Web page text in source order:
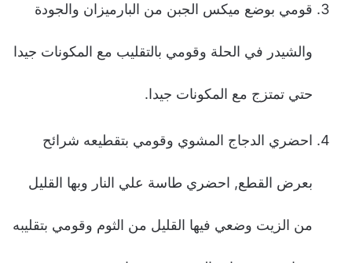
قومي بوضع ميكس الجبن من البارميزان والجودة
والشيدر في الحلة وقومي بالتقليب مع المكونات جيدا
حتي تمتزج مع المكونات جيدا.
احضري الدجاج المشوي وقومي بتقطيعه شرائح
بعرض القطع, احضري طاسة علي النار وبها القليل
من الزيت وضعي فيها القليل من الثوم وقومي بتقليبه